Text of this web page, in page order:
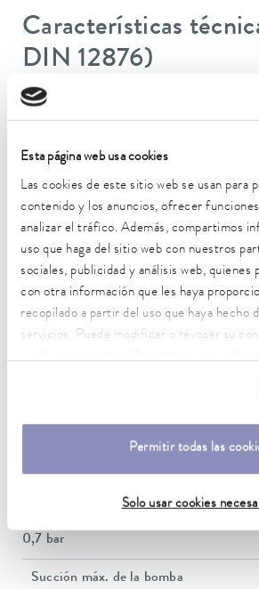
Esta página web usa cookies
Las cookies de este sitio web se usan para
contenido y los anuncios, ofrecer
analizar el tráfico. Además, compartimos
uso que haga del sitio web con nuestros
sociales, publicidad y análisis web, quienes
con otra información que les haya
recopilado a partir del uso que haya hecho
servicios. Puede modificar o revocar su
Permitir todas las
Solo usar cookies
Características
DIN 12876)
-45 ... 200 °C
Temperatura ambiente
5 ... 40 °C
Estabilidad de temperatura
0,05 ± K
1,9 kW
0,7 bar
Succión máx. de la bomba